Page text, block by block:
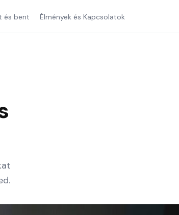
és bent Élmények és Kapcsolatok